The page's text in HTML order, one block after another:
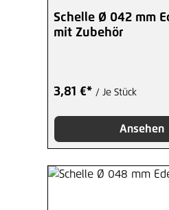
Durchschnittliche
Schelle Ø 042 mm
mit Zubehör
3,81 €* / Je Stück
Ansehen